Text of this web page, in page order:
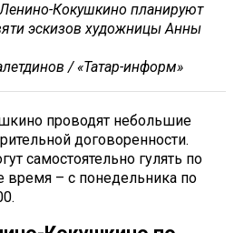
Кокушкино планируют
эскизов художницы Анны
/ «Татар-информ»
проводят небольшие
договоренности.
самостоятельно гулять по
время – с понедельника по